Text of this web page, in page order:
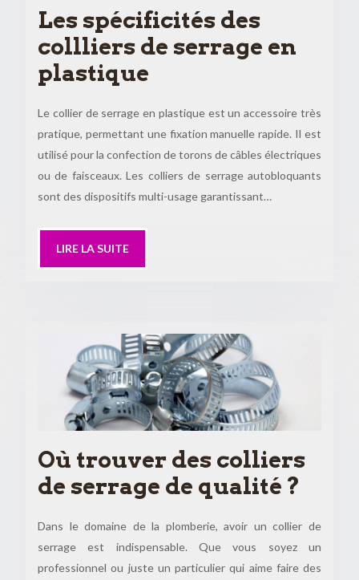
Les spécificités des
collliers de serrage en
plastique
Le collier de serrage en plastique est un accessoire très
pratique, permettant une fixation manuelle rapide. Il est
utilisé pour la confection de torons de câbles électriques
ou de faisceaux. Les colliers de serrage autobloquants
sont des dispositifs multi-usage garantissant…
LIRE LA SUITE
Où trouver des colliers
de serrage de qualité ?
Dans le domaine de la plomberie, avoir un collier de
serrage est indispensable. Que vous soyez un
professionnel ou juste un particulier qui aime faire des